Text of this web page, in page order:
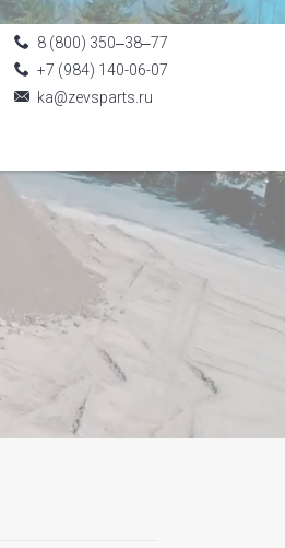
8 (800) 350‒38‒77
+7 (984) 140-06-07
ka@zevsparts.ru